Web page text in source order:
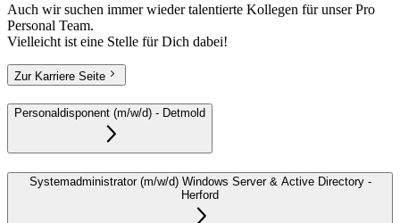
Auch wir suchen immer wieder talentierte Kollegen für unser Pro
Personal Team.
Vielleicht ist eine Stelle für Dich dabei!
Zur Karriere Seite
Personaldisponent (m/w/d) - Detmold
Systemadministrator (m/w/d) Windows Server & Active Directory-
Herford